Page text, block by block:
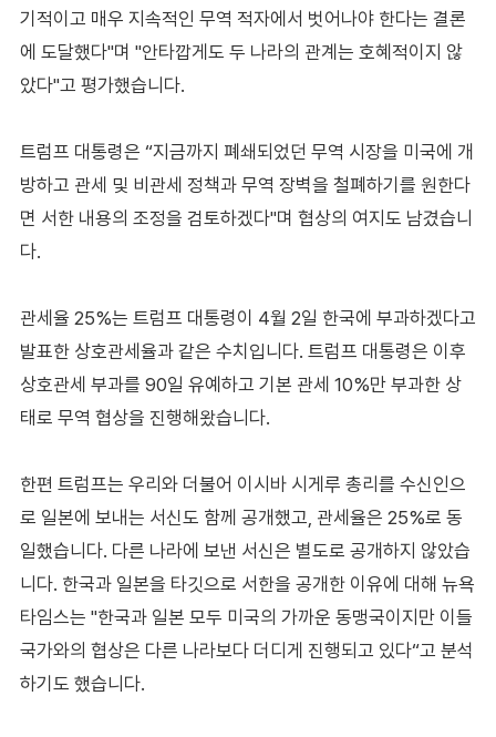
기적이고 매우 지속적인 무역 적자에서 벗어나야 한다는 결론
에 도달했다"며 "안타깝게도 두 나라의 관계는 호혜적이지 않
았다"고 평가했습니다.
트럼프 대통령은 “지금까지 폐쇄되었던 무역 시장을 미국에 개
방하고 관세 및 비관세 정책과 무역 장벽을 철폐하기를 원한다
면 서한 내용의 조정을 검토하겠다"며 협상의 여지도 남겼습니
다.
관세율 25%는 트럼프 대통령이 4월 2일 한국에 부과하겠다고
발표한 상호관세율과 같은 수치입니다. 트럼프 대통령은 이후
상호관세 부과를 90일 유예하고 기본 관세 10%만 부과한 상
태로 무역 협상을 진행해왔습니다.
한편 트럼프는 우리와 더불어 이시바 시게루 총리를 수신인으
로 일본에 보내는 서신도 함께 공개했고, 관세율은 25%로 동
일했습니다. 다른 나라에 보낸 서신은 별도로 공개하지 않았습
니다. 한국과 일본을 타깃으로 서한을 공개한 이유에 대해 뉴욕
타임스는 "한국과 일본 모두 미국의 가까운 동맹국이지만 이들
국가와의 협상은 다른 나라보다 더디게 진행되고 있다“고 분석
하기도 했습니다.